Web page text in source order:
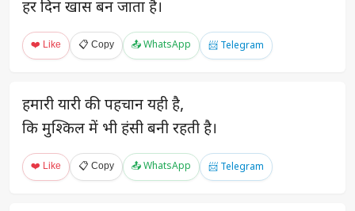
हर दिन खास बन जाता है।
❤️ Like 📋 Copy 📤 WhatsApp 📨 Telegram
हमारी यारी की पहचान यही है,
कि मुश्किल में भी हंसी बनी रहती है।
❤️ Like 📋 Copy 📤 WhatsApp 📨 Telegram